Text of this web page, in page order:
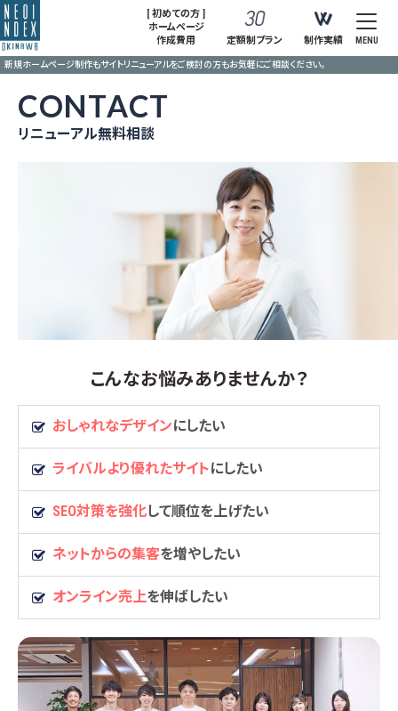
[ 初めての方 ]
ホームページ
作成費用
定額制プラン 制作実績 MENU
新規ホームページ制作もサイトリニューアルをご検討の方もお気軽にご相談ください。
CONTACT
リニューアル無料相談
こんなお悩みありませんか？
おしゃれなデザインにしたい
ライバルより優れたサイトにしたい
SEO対策を強化して順位を上げたい
ネットからの集客を増やしたい
オンライン売上を伸ばしたい